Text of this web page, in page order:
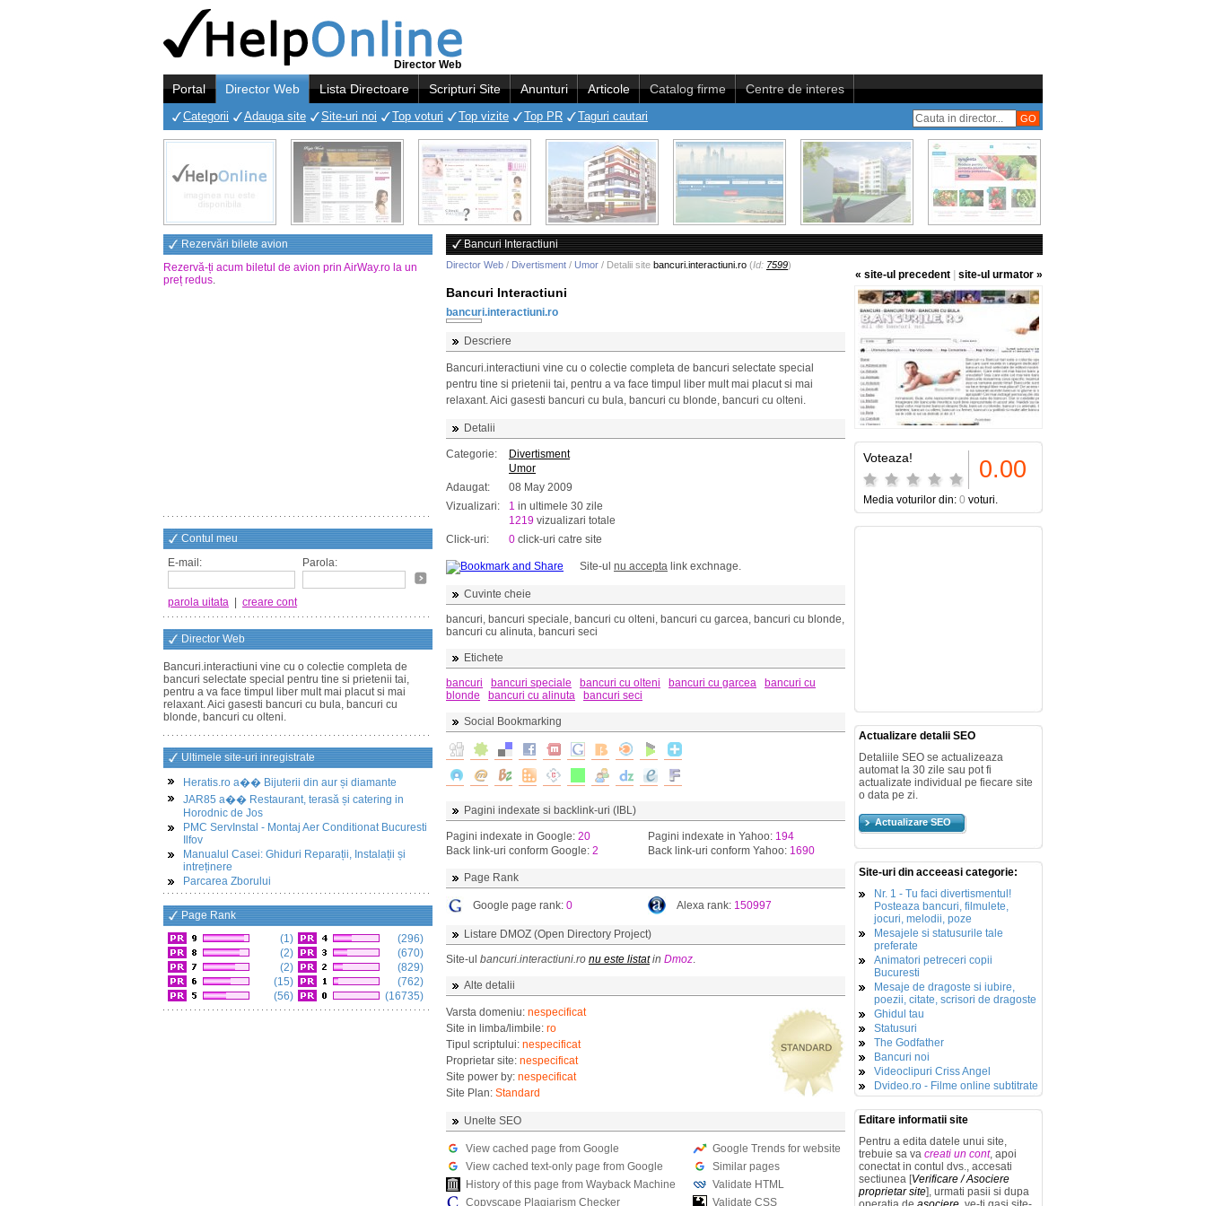
Director Web
Portal Director Web Lista Directoare Scripturi Site Anunturi Articole Catalog firme Centre de interes
Categorii Adauga site Site-uri noi Top voturi Top vizite Top PR Taguri cautari
Rezervări bilete avion
Rezervă-ți acum biletul de avion prin AirWay.ro la un
preț redus.
Contul meu
E-mail:
Parola:
parola uitata creare cont
Director Web
Bancuri.interactiuni vine cu o colectie completa de
bancuri selectate special pentru tine si prietenii tai,
pentru a va face timpul liber mult mai placut si mai
relaxant. Aici gasesti bancuri cu bula, bancuri cu
blonde, bancuri cu olteni.
Ultimele site-uri inregistrate
Heratis.ro a�� Bijuterii din aur și diamante
JAR85 a�� Restaurant, terasă și catering in
Horodnic de Jos
PMC ServInstal - Montaj Aer Conditionat Bucuresti
Ilfov
Manualul Casei: Ghiduri Reparații, Instalații și
intreținere
Parcarea Zborului
Page Rank
(1)
(2)
(2)
(15)
(56)
(296)
(670)
(829)
(762)
(16735)
Bancuri Interactiuni
Director Web / Divertisment / Umor / Detalii site bancuri.interactiuni.ro (Id: 7599)
« site-ul precedent site-ul urmator »
Bancuri Interactiuni
bancuri.interactiuni.ro
Descriere
Bancuri.interactiuni vine cu o colectie completa de bancuri selectate special
pentru tine si prietenii tai, pentru a va face timpul liber mult mai placut si mai
relaxant. Aici gasesti bancuri cu bula, bancuri cu blonde, bancuri cu olteni.
Detalii
Categorie:
Divertisment
Umor
Adaugat:
08 May 2009
Vizualizari:
1 in ultimele 30 zile
1219 vizualizari totale
Click-uri:
0 click-uri catre site
Site-ul nu accepta link exchnage.
Cuvinte cheie
bancuri, bancuri speciale, bancuri cu olteni, bancuri cu garcea, bancuri cu blonde,
bancuri cu alinuta, bancuri seci
Etichete
bancuri
bancuri speciale bancuri cu olteni bancuri cu garcea
bancuri cu
blonde
bancuri cu alinuta bancuri seci
Social Bookmarking
Pagini indexate si backlink-uri (IBL)
Pagini indexate in Google: 20
Back link-uri conform Google: 2
Pagini indexate in Yahoo: 194
Back link-uri conform Yahoo: 1690
Page Rank
Google page rank: 0 Alexa rank: 150997
Listare DMOZ (Open Directory Project)
Site-ul bancuri.interactiuni.ro nu este listatin Dmoz.
Alte detalii
Varsta domeniu: nespecificat
Site in limba/limbile: ro
Tipul scriptului: nespecificat
Proprietar site: nespecificat
Site power by: nespecificat
Site Plan: Standard
Unelte SEO
View cached page from Google
View cached text-only page from Google
History of this page from Wayback Machine
Copyscape Plagiarism Checker
Google Trends for website
Similar pages
Validate HTML
Validate CSS
Voteaza! 0.00
Media voturilor din: 0 voturi.
Actualizare detalii SEO
Detaliile SEO se actualizeaza
automat la 30 zile sau pot fi
actualizate individual pe fiecare site
o data pe zi.
Actualizare SEO
Site-uri din acceeasi categorie:
Nr. 1 - Tu faci divertismentul!
Posteaza bancuri, filmulete,
jocuri, melodii, poze
Mesajele si statusurile tale
preferate
Animatori petreceri copii
Bucuresti
Mesaje de dragoste si iubire,
poezii, citate, scrisori de dragoste
Ghidul tau
Statusuri
The Godfather
Bancuri noi
Videoclipuri Criss Angel
Dvideo.ro - Filme online subtitrate
Editare informatii site
Pentru a edita datele unui site,
trebuie sa va creati un cont, apoi
conectat in contul dvs., accesati
sectiunea [Verificare / Asociere
proprietar site], urmati pasii si dupa